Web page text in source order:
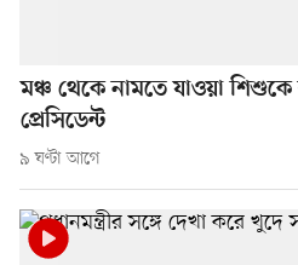
মঞ্চ থেকে নামতে যাওয়া শিশুকে
প্রেসিডেন্ট
৯ ঘণ্টা আগে